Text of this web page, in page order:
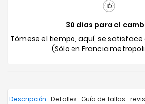
30 días para el
Tómese el tiempo, aquí, se
(Sólo en Francia
Descripción Detalles Guía de tallas